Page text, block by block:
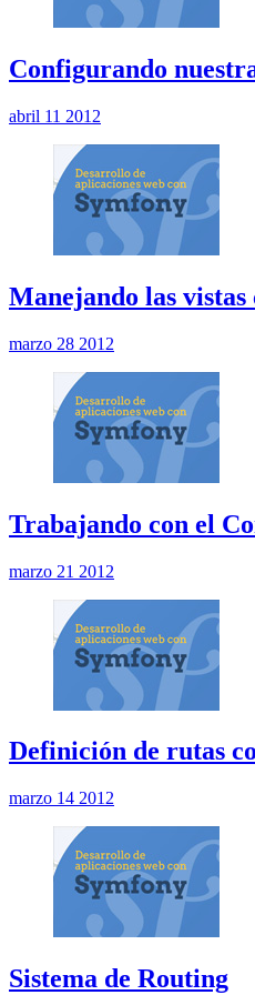
Configurando
abril 11 2012
Manejando las
marzo 28 2012
Trabajando con el
marzo 21 2012
Definición de rutas
marzo 14 2012
Sistema de Routing